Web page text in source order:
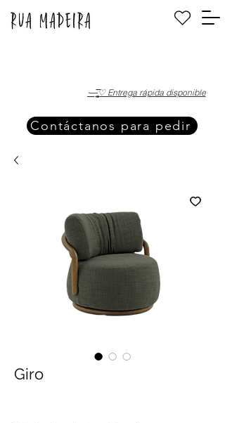
·—̳͟͞͞♡ Entrega rápida disponible
Contáctanos para pedir
Giro